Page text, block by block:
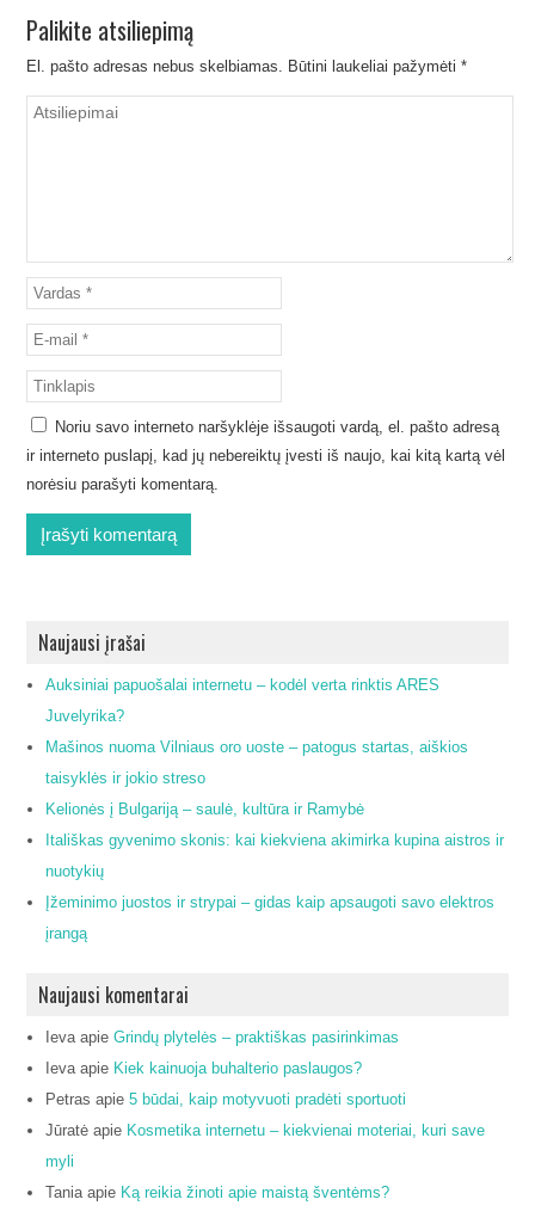
Palikite atsiliepimą
El. pašto adresas nebus skelbiamas. Būtini laukeliai pažymėti*
Noriu savo interneto naršyklėje išsaugoti vardą, el. pašto adresą
ir interneto puslapį, kad jų nebereiktų įvesti iš naujo, kai kitą kartą vėl
norėsiu parašyti komentarą.
Naujausi įrašai
Auksiniai papuošalai internetu – kodėl verta rinktis ARES
Juvelyrika?
Mašinos nuoma Vilniaus oro uoste – patogus startas, aiškios
taisyklės ir jokio streso
Kelionės į Bulgariją – saulė, kultūra ir Ramybė
Itališkas gyvenimo skonis: kai kiekviena akimirka kupina aistros ir
nuotykių
Įžeminimo juostos ir strypai – gidas kaip apsaugoti savo elektros
įrangą
Naujausi komentarai
IevaapieGrindų plytelės – praktiškas pasirinkimas
Ievaapie Kiek kainuoja buhalterio paslaugos?
Petras apie5 būdai, kaip motyvuoti pradėti sportuoti
Jūratė apie Kosmetika internetu – kiekvienai moteriai, kuri save
myli
Taniaapie Ką reikia žinoti apie maistą šventėms?